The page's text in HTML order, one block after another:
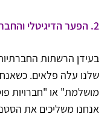
2. הפער הדיגיטלי והחברתי
בעידן הרשתות
שלנו עלה פלאים.
מושלמת" או "חברויות
אנחנו משליכים את